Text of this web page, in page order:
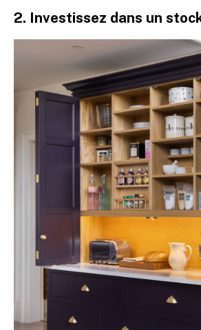
2. Investissez dans un